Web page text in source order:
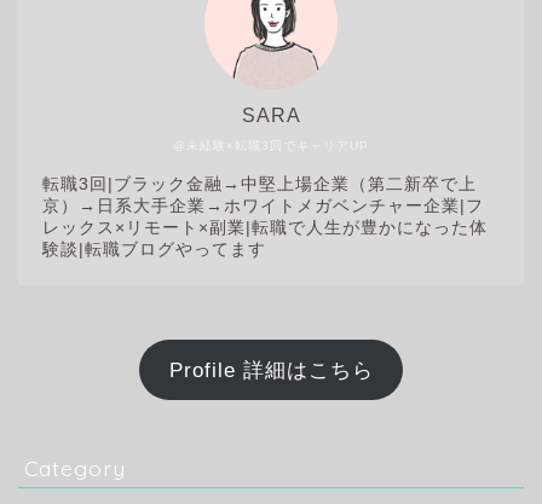
@未経験×転職3回でキャリアUP
SARA
転職3回| ブラック金融→中堅上場企業（第二新卒で上
京）→日系大手企業→ホワイトメガベンチャー企業|フ
レックス×リモート×副業|転職で人生が豊かになった体
験談|転職ブログやってます
Profile 詳細はこちら
Category